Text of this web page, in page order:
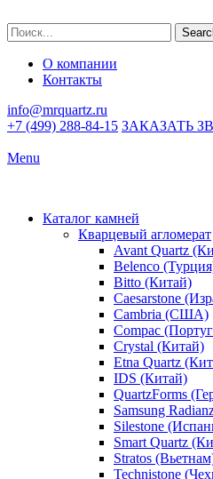
О компании
Контакты
info@mrquartz.ru
+7 (499) 288-84-15 ЗАКАЗАТЬ
Menu
Каталог камней
Кварцевый агломерат
Avant Quartz
Belenco
Bitto (Китай)
Caesarstone
Cambria (США)
Compac
Crystal (Китай)
Etna Quartz
IDS (Китай)
QuartzForms
Samsung
Silestone
Smart Quartz
Stratos
Technistone